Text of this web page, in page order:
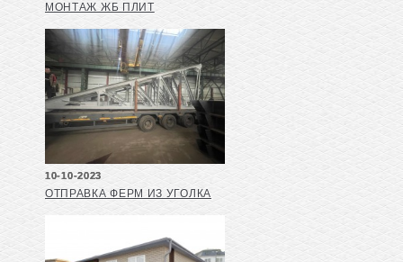
МОНТАЖ ЖБ ПЛИТ
10-10-2023
ОТПРАВКА ФЕРМ ИЗ УГОЛКА